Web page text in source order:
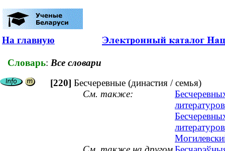
На главную
Словарь: Все словари
[220] Бесчеревные (династия / семья)
См. также: